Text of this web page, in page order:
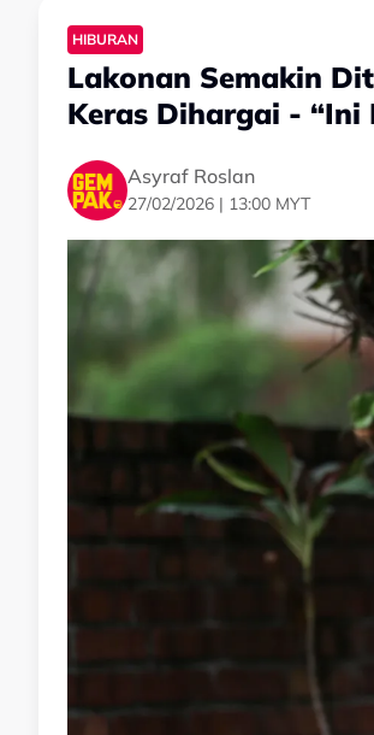
HIBURAN
Lakonan Semakin
Keras Dihargai -
Asyraf Roslan
27/02/2026 | 13:00 MYT